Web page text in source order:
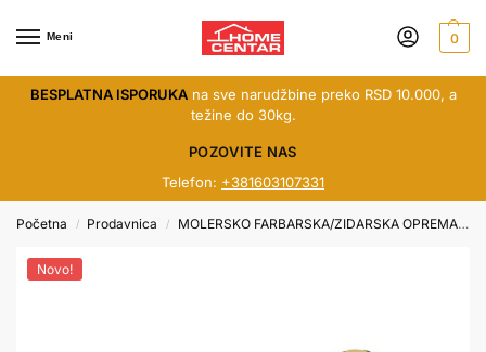
Meni 0
BESPLATNA ISPORUKAna sve narudžbine preko RSD 10.000, a
težine do 30kg.
POZOVITE NAS
Telefon: +381603107331
Početna / Prodavnica / MOLERSKO FARBARSKA/ZIDARSKA OPREMA
Novo!